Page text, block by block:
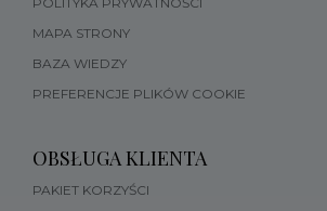
MAPA STRONY
BAZA WIEDZY
PREFERENCJE PLIKÓW COOKIE
OBSŁUGA KLIENTA
PAKIET KORZYŚCI